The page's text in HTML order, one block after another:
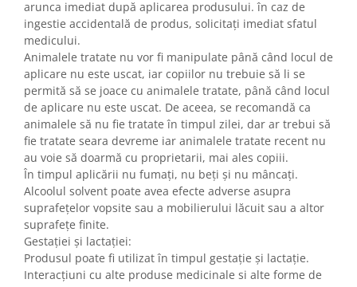
arunca imediat după aplicarea produsului. în caz de
ingestie accidentală de produs, solicitați imediat sfatul
medicului.
Animalele tratate nu vor fi manipulate până când locul de
aplicare nu este uscat, iar copiilor nu trebuie să li se
permită să se joace cu animalele tratate, până când locul
de aplicare nu este uscat. De aceea, se recomandă ca
animalele să nu fie tratate în timpul zilei, dar ar trebui să
fie tratate seara devreme iar animalele tratate recent nu
au voie să doarmă cu proprietarii, mai ales copiii.
În timpul aplicării nu fumați, nu beți și nu mâncați.
Alcoolul solvent poate avea efecte adverse asupra
suprafețelor vopsite sau a mobilierului lăcuit sau a altor
suprafețe finite.
Gestației și lactației:
Produsul poate fi utilizat în timpul gestație și lactație.
Interacțiuni cu alte produse medicinale si alte forme de